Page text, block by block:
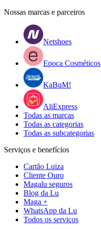
Nossas marcas e parceiros
Netshoes
Epoca Cosméticos
KaBuM!
AliExpress
Todas as marcas
Todas as categorias
Todas as subcategorias
Serviços e benefícios
Cartão Luiza
Cliente Ouro
Magalu seguros
Blog da Lu
Maga +
WhatsApp da Lu
Todos os serviços